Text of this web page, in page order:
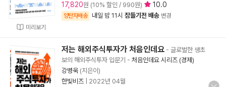
미리보기
17,820원 (10% 할인 / 990원) 10.0
양탄자배송 내일 밤 11시 잠들기전 배송 변경
저는 해외주식투자가 처음인데요 - 글로벌한 생초
보의 해외주식투자 입문기 - 처음인데요 시리즈 (경제)
강병욱 (지은이)
한빛비즈
2022년 04월